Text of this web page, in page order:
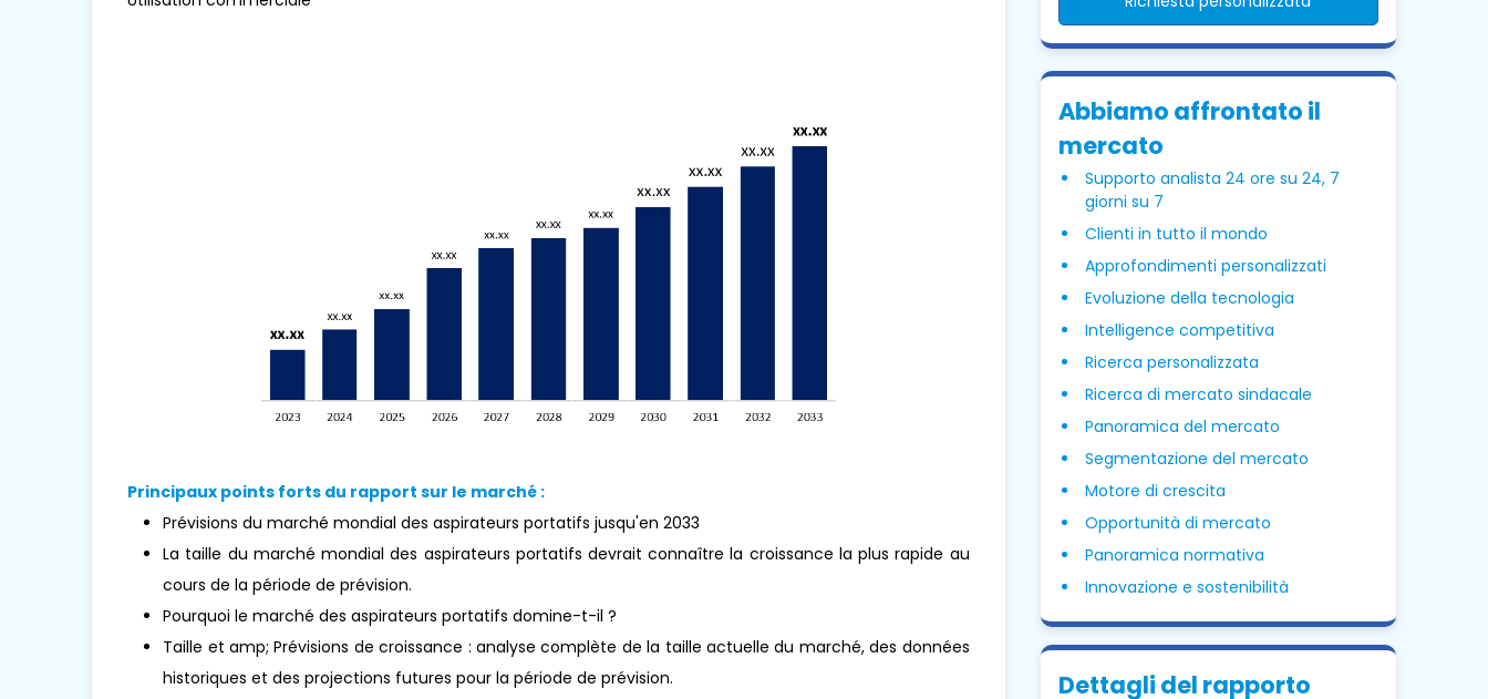
Principaux points forts du rapport sur le marché :
Prévisions du marché mondial des aspirateurs portatifs jusqu'en 2033
La taille du marché mondial des aspirateurs portatifs devrait connaître la croissance la plus rapide au
cours de la période de prévision.
Pourquoi le marché des aspirateurs portatifs domine-t-il ?
Taille et amp; Prévisions de croissance : analyse complète de la taille actuelle du marché, des données
historiques et des projections futures pour la période de prévision.
Abbiamo affrontato il
mercato
Supporto analista 24 ore su 24, 7
giorni su 7
Clienti in tutto il mondo
Approfondimenti personalizzati
Evoluzione della tecnologia
Intelligence competitiva
Ricerca personalizzata
Ricerca di mercato sindacale
Panoramica del mercato
Segmentazione del mercato
Motore di crescita
Opportunità di mercato
Panoramica normativa
Innovazione e sostenibilità
Dettagli del rapporto